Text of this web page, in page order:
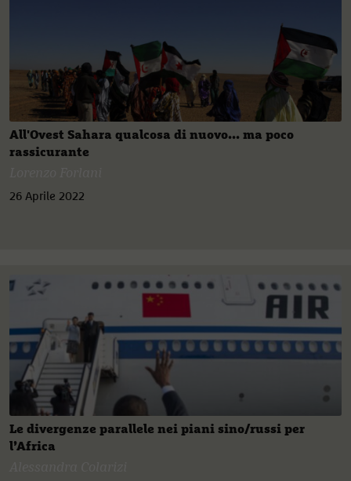
All'Ovest Sahara qualcosa di nuovo... ma poco
rassicurante
26 Aprile 2022
Le divergenze parallele nei piani sino/russi per
l’Africa